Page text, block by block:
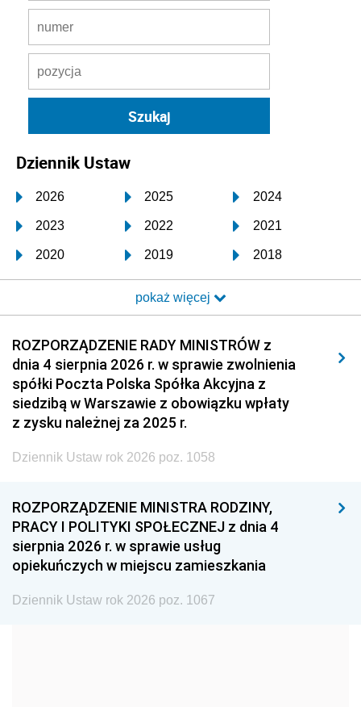
Dziennik Ustaw
2026 2025 2024
2023 2022 2021
2020 2019 2018
2017 2016 2015
2014 2013 2012
2011 2010 2009
2008 2007 2006
2005 2004 2003
2002 2001
1999 1998
1993 1992 1991
1990 1989
1987 1986 1985
1984 1983
pokaż więcej
ROZPORZĄDZENIE RADY MINISTRÓW z
dnia 4 sierpnia 2026 r. w sprawie zwolnienia
spółki Poczta Polska Spółka Akcyjna z
siedzibą w Warszawie z obowiązku wpłaty
z zysku należnej za 2025 r.
Dziennik Ustaw rok 2026 poz. 1058
ROZPORZĄDZENIE MINISTRA RODZINY,
PRACY I POLITYKI SPOŁECZNEJ z dnia 4
sierpnia 2026 r. w sprawie usług
opiekuńczych w miejscu zamieszkania
Dziennik Ustaw rok 2026 poz. 1067